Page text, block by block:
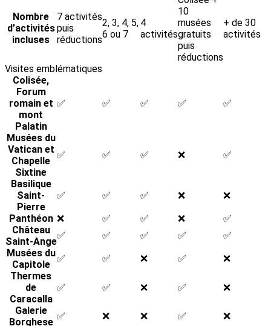
Nombre
d’activités
incluses
7 activités
puis
réductions
2, 3, 4, 5,
6 ou 7
4
activités
10
musées
gratuits
puis
réductions
+ de 30
activités
Visites emblématiques
Colisée,
Forum
romain et
mont
Palatin
✅ ✅ ✅ ✅ ✅
Musées du
Vatican et
Chapelle
Sixtine
✅ ✅ ✅ ❌ ✅
Basilique
Saint-
Pierre
✅ ✅ ✅ ❌
❌
Panthéon ❌ ✅ ✅ ❌
✅
Château
Saint-Ange
✅ ✅ ✅ ✅
✅
Musées du
Capitole
✅ ✅ ❌ ✅
❌
Thermes
de
Caracalla
✅ ✅ ❌ ✅
❌
Galerie
Borghese
✅ ❌ ❌ ✅ ❌